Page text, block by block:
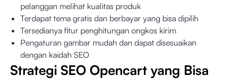
pelanggan melihat kualitas produk
Terdapat tema gratis dan berbayar yang bisa dipilih
Tersedianya fitur penghitungan ongkos kirim
Pengaturan gambar mudah dan dapat disesuaikan
dengan kaidah SEO
Strategi SEO Opencart yang Bisa